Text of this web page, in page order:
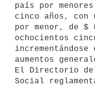
país por
cinco años,
por menor, de $
ochocientos
aumentos
El Directorio